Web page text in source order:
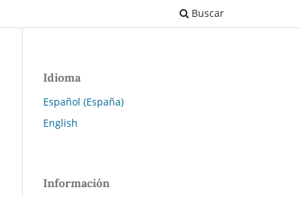
Buscar
Idioma
Español (España)
English
Información